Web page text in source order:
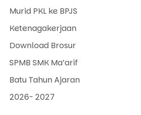
Murid PKL ke BPJS
Ketenagakerjaan
Download Brosur
SPMB SMK Ma’arif
Batu Tahun Ajaran
2026- 2027